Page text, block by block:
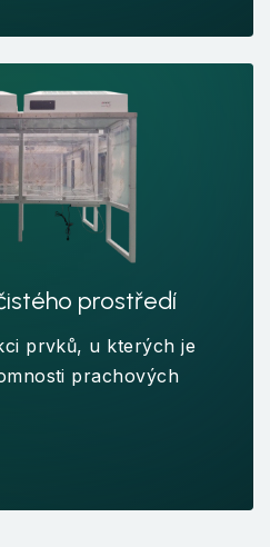
prostředí
prvků, u kterých je
prachových